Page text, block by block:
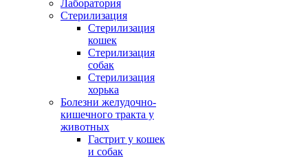
Лаборатория
Стерилизация
Стерилизация
кошек
Стерилизация
собак
Стерилизация
хорька
Болезни желудочно-
кишечного тракта у
животных
Гастрит у кошек
и собак